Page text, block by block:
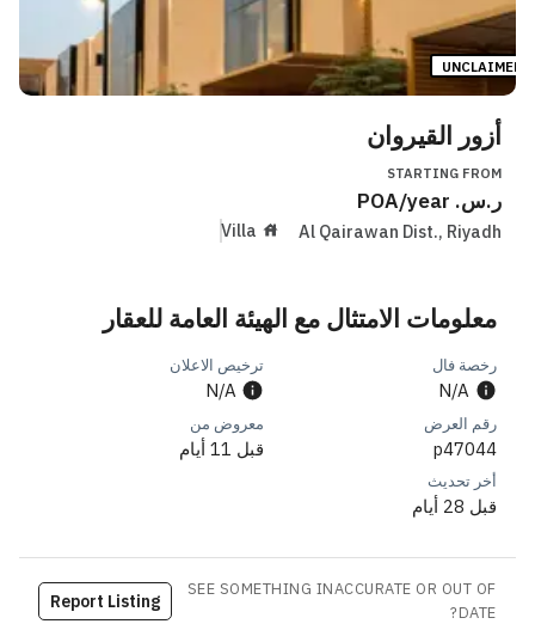
UNCLAIMED
أزور القيروان
STARTING FROM
ر.س. POA/year
Al Qairawan Dist., Riyadh
Villa
معلومات الامتثال مع الهيئة العامة للعقار
رخصة فال
N/A
ترخيص الاعلان
N/A
رقم العرض
p47044
معروض من
قبل 11 أيام
أخر تحديث
قبل 28 أيام
SEE SOMETHING INACCURATE OR OUT OF
DATE?
Report Listing